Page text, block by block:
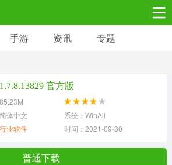
安卓游戏
手游 资讯 专题
官方版
体中文
系统：WinAll
行业软件 时间：2021-09-30
普通下载